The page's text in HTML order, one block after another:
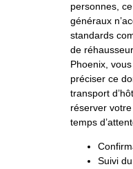
personnes,
généraux
standards
de
Phoenix,
préciser ce
transport
réserver
temps
Suivi